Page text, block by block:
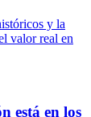
y la
valor real en
está en los